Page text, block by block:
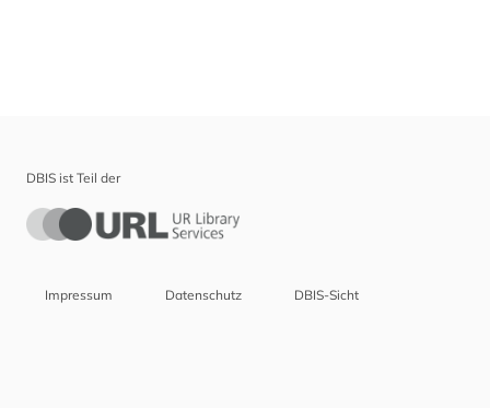
DBIS ist Teil der
Impressum Datenschutz DBIS-Sicht